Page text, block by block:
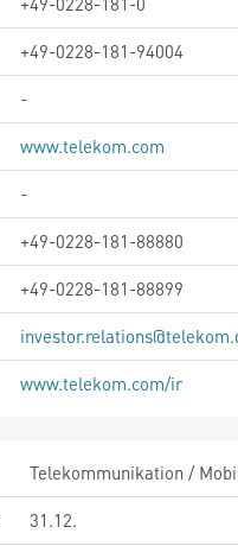
+49-0228-181-94004
-
www.telekom.com
-
+49-0228-181-88880
+49-0228-181-88899
www.telekom.com/ir
Telekommunikation /
31.12.